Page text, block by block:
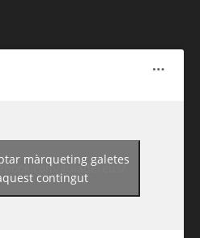
guiadereus/
màrqueting galetes
contingut